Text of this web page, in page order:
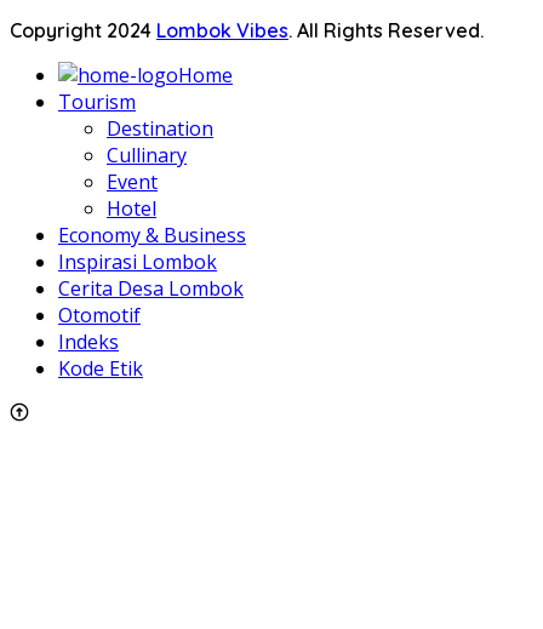
Copyright 2024 Lombok Vibes. All Rights Reserved.
Home
Tourism
Destination
Cullinary
Event
Hotel
Economy & Business
Inspirasi Lombok
Cerita Desa Lombok
Otomotif
Indeks
Kode Etik